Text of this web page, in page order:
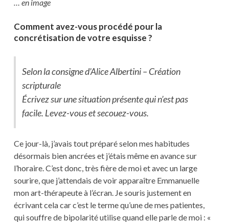
… en image
Comment avez-vous procédé pour la
concrétisation de votre esquisse ?
Selon la consigne d’Alice Albertini – Création
scripturale
Écrivez sur une situation présente qui n’est pas
facile. Levez-vous et secouez-vous.
Ce jour-là, j’avais tout préparé selon mes habitudes
désormais bien ancrées et j’étais même en avance sur
l’horaire. C’est donc, très fière de moi et avec un large
sourire, que j’attendais de voir apparaître Emmanuelle
mon art-thérapeute à l’écran. Je souris justement en
écrivant cela car c’est le terme qu’une de mes patientes,
qui souffre de bipolarité utilise quand elle parle de moi : «